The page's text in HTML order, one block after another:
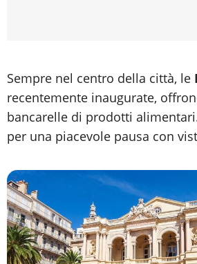
Sempre nel centro della città, le
recentemente inaugurate,
bancarelle di prodotti
per una piacevole pausa con